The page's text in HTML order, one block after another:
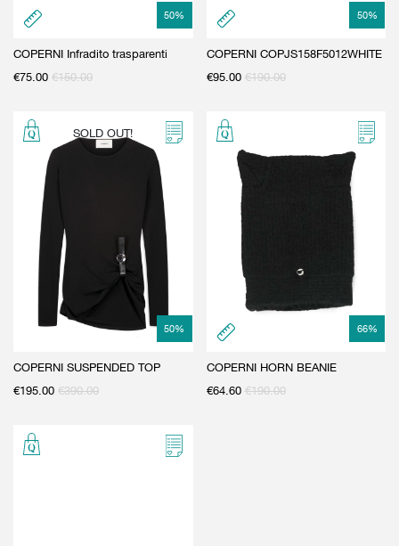
50%
COPERNI Infradito trasparenti
€75.00 €150.00
50%
COPERNI COPJS158F5012WHITE
€95.00 €190.00
50%
SOLD OUT!
COPERNI SUSPENDED TOP
€195.00 €390.00
66%
COPERNI HORN BEANIE
€64.60 €190.00